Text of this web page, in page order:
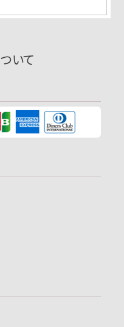
いて